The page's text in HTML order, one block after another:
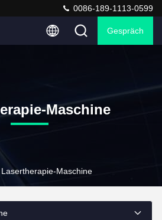
0086-189-1113-0599
Gespräch
Maschine
Maschine